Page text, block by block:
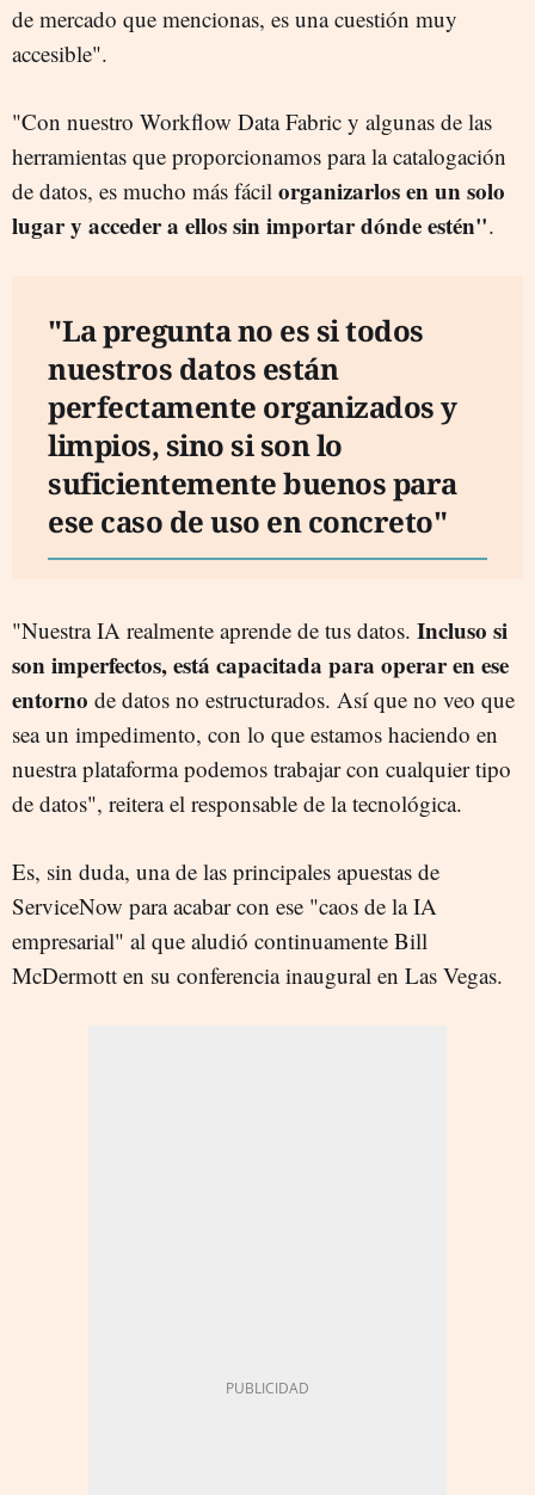
de mercado que mencionas, es una cuestión muy
accesible".
"Con nuestro Workflow Data Fabric y algunas de las
herramientas que proporcionamos para la catalogación
de datos, es mucho más fácil organizarlos en un solo
lugar y acceder a ellos sin importar dónde estén".
"La pregunta no es si todos
nuestros datos están
perfectamente organizados y
limpios, sino si son lo
suficientemente buenos para
ese caso de uso en concreto"
"Nuestra IA realmente aprende de tus datos. Incluso si
son imperfectos, está capacitada para operar en ese
entorno de datos no estructurados. Así que no veo que
sea un impedimento, con lo que estamos haciendo en
nuestra plataforma podemos trabajar con cualquier tipo
de datos", reitera el responsable de la tecnológica.
Es, sin duda, una de las principales apuestas de
ServiceNow para acabar con ese "caos de la IA
empresarial" al que aludió continuamente Bill
McDermott en su conferencia inaugural en Las Vegas.